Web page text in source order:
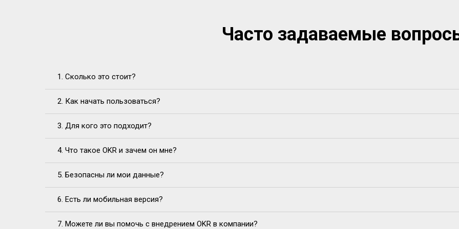
Часто задаваемые
1. Сколько это стоит?
2. Как начать пользоваться?
3. Для кого это подходит?
4. Что такое OKR и зачем он мне?
5. Безопасны ли мои данные?
6. Есть ли мобильная версия?
7. Можете ли вы помочь с внедрением OKR в компании?